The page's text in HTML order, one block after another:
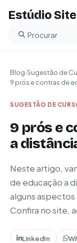
Estúdio Site
Buscar no blog
Blog›Sugestão de
9 prós e contras de
SUGESTÃO DE
9 prós e
a
Neste artigo,
de educação a
alguns
Confira no site,
LinkedIn